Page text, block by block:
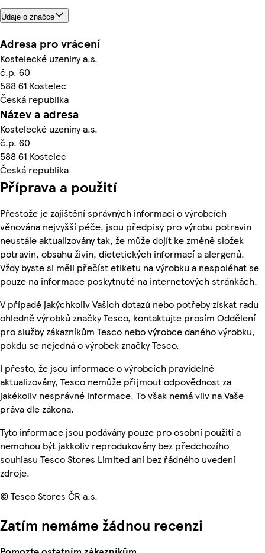
Údaje o značce
Adresa pro vrácení
Kostelecké uzeniny a.s.
č.p. 60
588 61 Kostelec
Česká republika
Název a adresa
Kostelecké uzeniny a.s.
č.p. 60
588 61 Kostelec
Česká republika
Příprava a použití
Přestože je zajištění správných informací o výrobcích
věnována nejvyšší péče, jsou předpisy pro výrobu potravin
neustále aktualizovány tak, že může dojít ke změně složek
potravin, obsahu živin, dietetických informací a alergenů.
Vždy byste si měli přečíst etiketu na výrobku a nespoléhat se
pouze na informace poskytnuté na internetových stránkách.
V případě jakýchkoliv Vašich dotazů nebo potřeby získat radu
ohledně výrobků značky Tesco, kontaktujte prosím Oddělení
pro služby zákazníkům Tesco nebo výrobce daného výrobku,
pokdu se nejedná o výrobek značky Tesco.
I přesto, že jsou informace o výrobcích pravidelně
aktualizovány, Tesco nemůže přijmout odpovědnost za
jakékoliv nesprávné informace. To však nemá vliv na Vaše
práva dle zákona.
Tyto informace jsou podávány pouze pro osobní použití a
nemohou být jakkoliv reprodukovány bez předchozího
souhlasu Tesco Stores Limited ani bez řádného uvedení
zdroje.
© Tesco Stores ČR a.s.
Zatím nemáme žádnou recenzi